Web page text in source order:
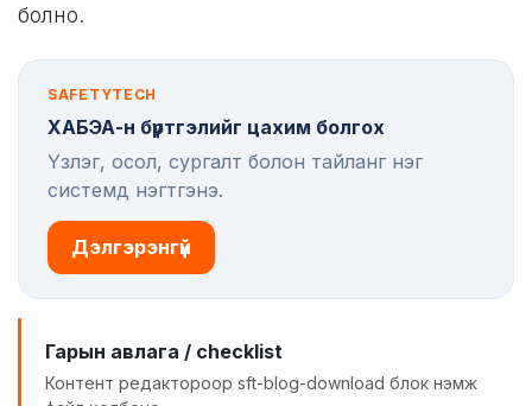
болно.
SAFETYTECH
ХАБЭА-н бүртгэлийг цахим болгох
Үзлэг, осол, сургалт болон тайланг нэг
системд нэгтгэнэ.
Дэлгэрэнгүй
Гарын авлага / checklist
Контент редактороор sft-blog-download блок нэмж